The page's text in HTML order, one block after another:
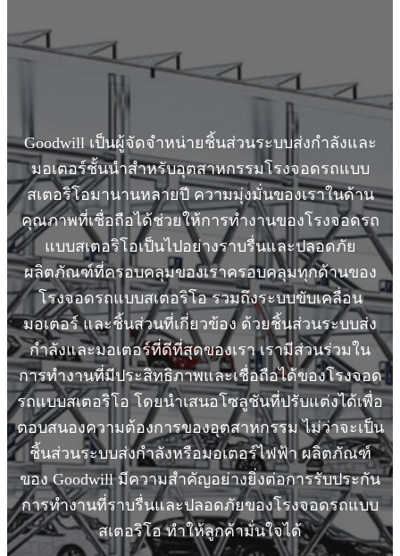
Goodwill เป็นผู้จัดจำหน่ายชิ้นส่วนระบบส่งกำลังและ
มอเตอร์ชั้นนำสำหรับอุตสาหกรรมโรงจอดรถแบบ
สเตอริโอมานานหลายปี ความมุ่งมั่นของเราในด้าน
คุณภาพที่เชื่อถือได้ช่วยให้การทำงานของโรงจอดรถ
แบบสเตอริโอเป็นไปอย่างราบรื่นและปลอดภัย
ผลิตภัณฑ์ที่ครอบคลุมของเราครอบคลุมทุกด้านของ
โรงจอดรถแบบสเตอริโอ รวมถึงระบบขับเคลื่อน
มอเตอร์ และชิ้นส่วนที่เกี่ยวข้อง ด้วยชิ้นส่วนระบบส่ง
กำลังและมอเตอร์ที่ดีที่สุดของเรา เรามีส่วนร่วมใน
การทำงานที่มีประสิทธิภาพและเชื่อถือได้ของโรงจอด
รถแบบสเตอริโอ โดยนำเสนอโซลูชันที่ปรับแต่งได้เพื่อ
ตอบสนองความต้องการของอุตสาหกรรม ไม่ว่าจะเป็น
ชิ้นส่วนระบบส่งกำลังหรือมอเตอร์ไฟฟ้า ผลิตภัณฑ์
ของ Goodwill มีความสำคัญอย่างยิ่งต่อการรับประกัน
การทำงานที่ราบรื่นและปลอดภัยของโรงจอดรถแบบ
สเตอริโอ ทำให้ลูกค้ามั่นใจได้